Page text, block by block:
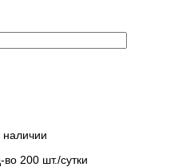
наличии
200 шт./сутки